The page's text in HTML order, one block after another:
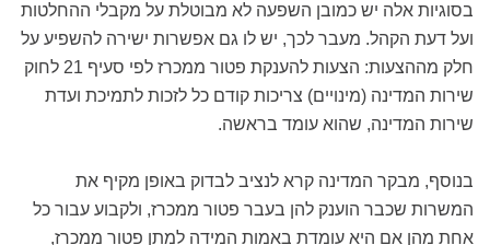
בסוגיות אלה יש כמובן השפעה לא מבוטלת על מקבלי ההחלטות
ועל דעת הקהל. מעבר לכך, יש לו גם אפשרות ישירה להשפיע על
חלק מההצעות: הצעות להענקת פטור ממכרז לפי סעיף 21 לחוק
שירות המדינה (מינויים) צריכות קודם כל לזכות לתמיכת ועדת
שירות המדינה, שהוא עומד בראשה.
בנוסף, מבקר המדינה קרא לנציב לבדוק באופן מקיף את
המשרות שכבר הוענק להן בעבר פטור ממכרז, ולקבוע עבור כל
אחת מהן אם היא עומדת באמות המידה למתן פטור ממכרז,